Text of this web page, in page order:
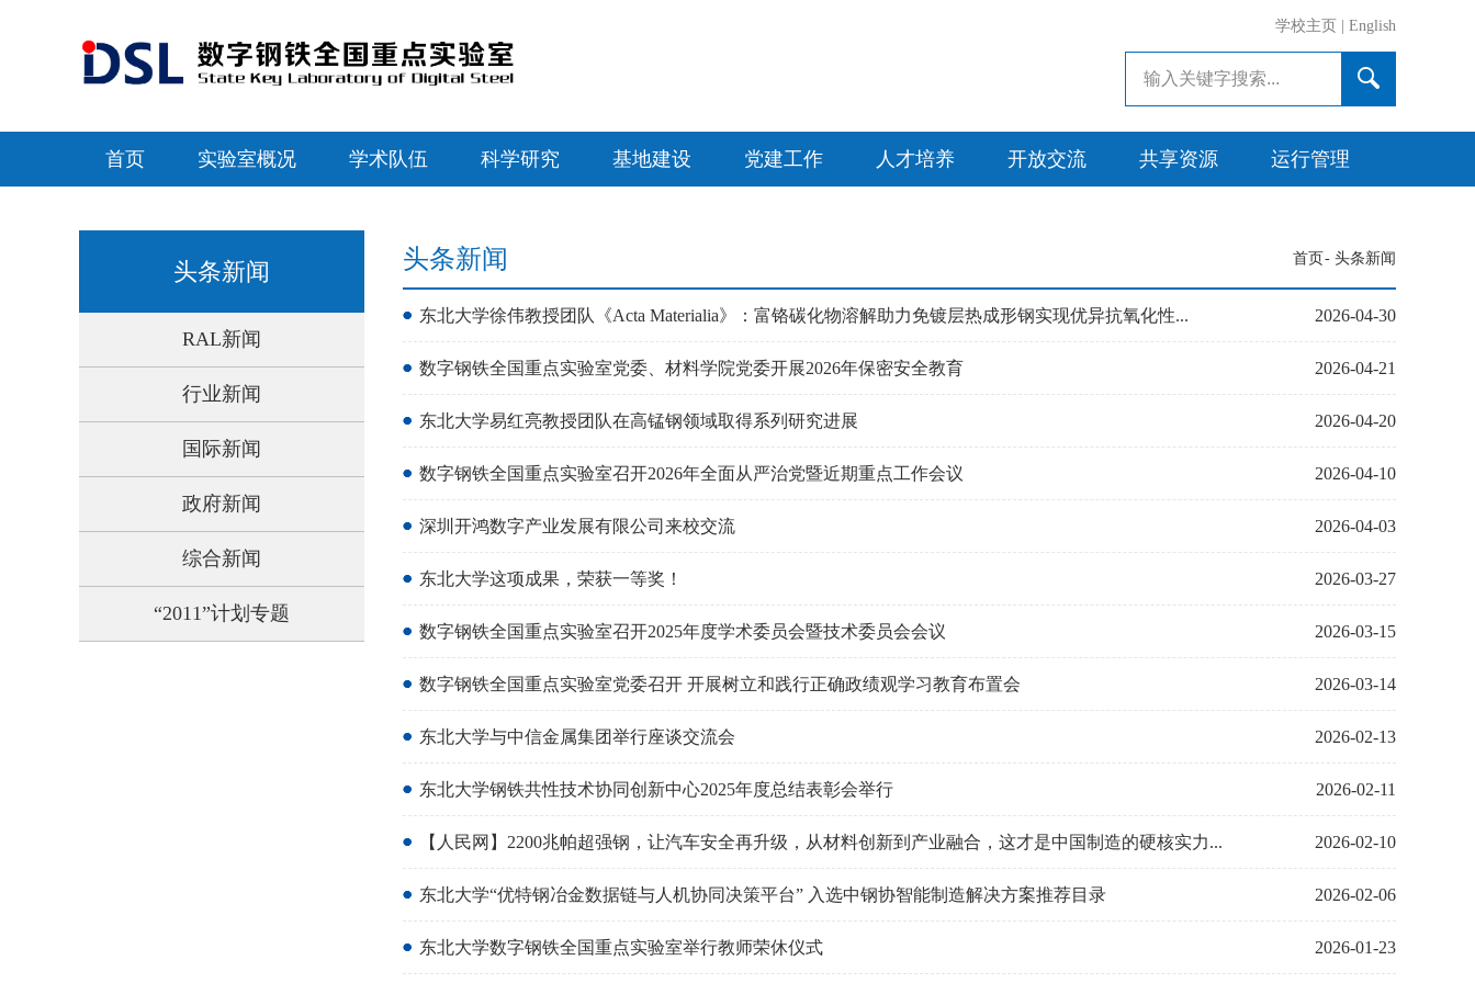
学校主页 English
首页 实验室概况 学术队伍 科学研究 基地建设 党建工作 人才培养 开放交流 共享资源 运行管理
头条新闻
RAL新闻
行业新闻
国际新闻
政府新闻
综合新闻
“2011”计划专题
首页- 头条新闻
头条新闻
2026-04-30
东北大学徐伟教授团队《Acta Materialia》：富铬碳化物溶解助力免镀层热成形钢实现优异抗氧化性...
2026-04-21
数字钢铁全国重点实验室党委、材料学院党委开展2026年保密安全教育
2026-04-20
东北大学易红亮教授团队在高锰钢领域取得系列研究进展
2026-04-10
数字钢铁全国重点实验室召开2026年全面从严治党暨近期重点工作会议
2026-04-03
深圳开鸿数字产业发展有限公司来校交流
2026-03-27
东北大学这项成果，荣获一等奖！
2026-03-15
数字钢铁全国重点实验室召开2025年度学术委员会暨技术委员会会议
2026-03-14
数字钢铁全国重点实验室党委召开 开展树立和践行正确政绩观学习教育布置会
2026-02-13
东北大学与中信金属集团举行座谈交流会
2026-02-11
东北大学钢铁共性技术协同创新中心2025年度总结表彰会举行
2026-02-10
【人民网】2200兆帕超强钢，让汽车安全再升级，从材料创新到产业融合，这才是中国制造的硬核实力...
2026-02-06
东北大学“优特钢冶金数据链与人机协同决策平台” 入选中钢协智能制造解决方案推荐目录
2026-01-23
东北大学数字钢铁全国重点实验室举行教师荣休仪式